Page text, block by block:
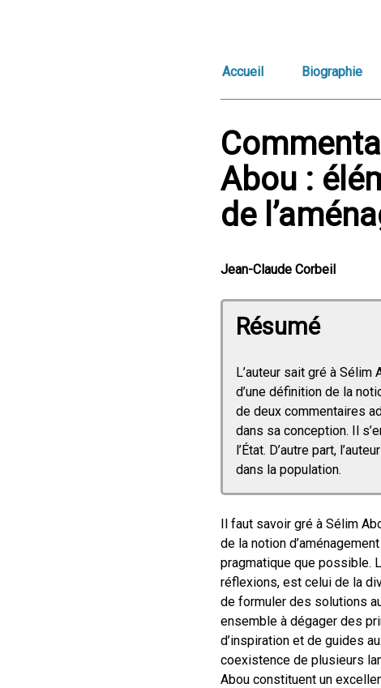
Accueil Biographie
Abou :
de
Jean-Claude Corbeil
Résumé
L’auteur sait gré à
d’une définition de la
de deux commentaires
dans sa conception. Il
l’État. D’autre part,
dans la population.
Il faut savoir gré à Sélim
de la notion
pragmatique que possible.
réflexions, est celui de la
de formuler des solutions
ensemble à dégager des
d’inspiration et de guides
coexistence de plusieurs
Abou constituent un